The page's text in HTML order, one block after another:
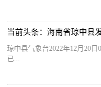
当前头条：海南省琼中县
琼中县气象台2022年12月20
已...